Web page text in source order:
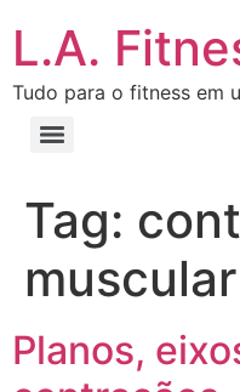
L.A.
Tudo para o fitness em
Tag:
muscular
Planos,